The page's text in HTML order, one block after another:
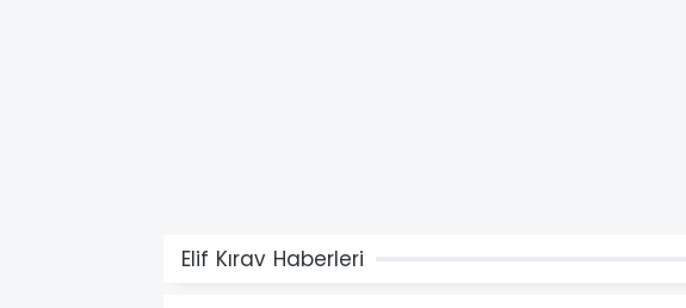
Elif Kırav Haberleri